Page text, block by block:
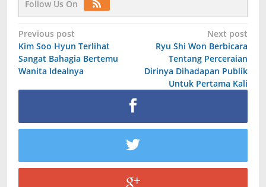
Follow Us On
Post
navigation
Previous post
Kim Soo Hyun Terlihat
Sangat Bahagia Bertemu
Wanita Idealnya
Next post
Ryu Shi Won Berbicara
Tentang Perceraian
Dirinya Dihadapan Publik
Untuk Pertama Kali